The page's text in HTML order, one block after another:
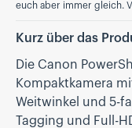
euch aber immer gleich.
Kurz über das
Die Canon
Kompaktkamera
Weitwinkel und 5-
Tagging und Full-